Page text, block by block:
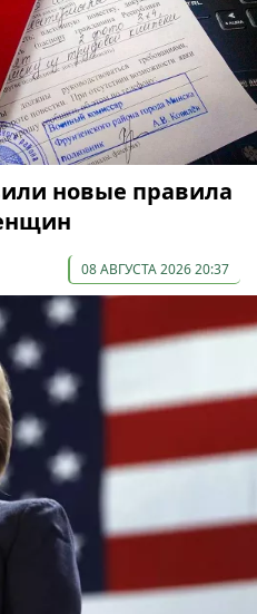
новые правила
08 АВГУСТА 2026 20:37